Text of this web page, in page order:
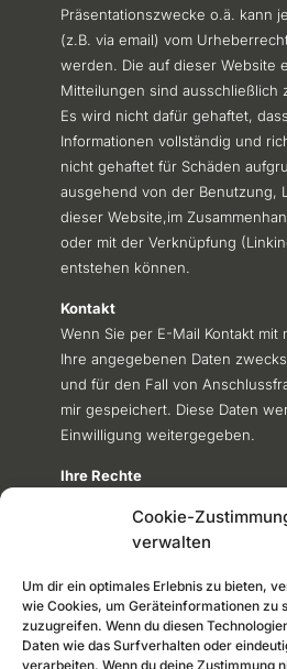
Cookie-
verwalten
Um dir ein optimales Erlebnis zu bieten,
wie Cookies, um Geräteinformationen zu
zuzugreifen. Wenn du diesen
Daten wie das Surfverhalten oder
verarbeiten. Wenn du deine Zustimmung
Präsentationszwecke o.ä. kann
(z.B. via email) vom
werden. Die auf dieser Website
Mitteilungen sind ausschließlich
Es wird nicht dafür gehaftet,
Informationen vollständig und
nicht gehaftet für Schäden
ausgehend von der Benutzung,
dieser Website,im
oder mit der Verknüpfung
entstehen können.
Kontakt
Wenn Sie per E-Mail Kontakt
Ihre angegebenen Daten
und für den Fall von
mir gespeichert. Diese Daten
Einwilligung weitergegeben.
Ihre Rechte
Berichtigung, Löschung,
Datenübertragbarkeit, Widerruf
Wenn Sie glauben, dass die
gegen das Datenschutzrecht
datenschutzrechtlichen
verletzt worden sind, können